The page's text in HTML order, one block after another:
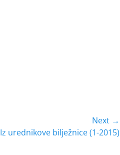
Next →
Iz urednikove bilježnice (1-2015)